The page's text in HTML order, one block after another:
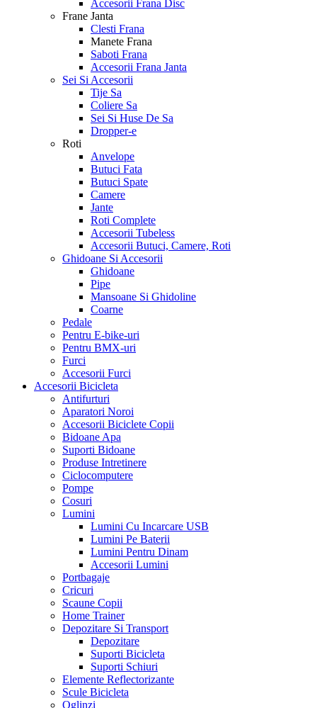
Accesorii Frana Disc
Frane Janta
Clesti Frana
Manete Frana
Saboti Frana
Accesorii Frana Janta
Sei Si Accesorii
Tije Sa
Coliere Sa
Sei Si Huse De Sa
Dropper-e
Roti
Anvelope
Butuci Fata
Butuci Spate
Camere
Jante
Roti Complete
Accesorii Tubeless
Accesorii Butuci, Camere, Roti
Ghidoane Si Accesorii
Ghidoane
Pipe
Mansoane Si Ghidoline
Coarne
Pedale
Pentru E-bike-uri
Pentru BMX-uri
Furci
Accesorii Furci
Accesorii Bicicleta
Antifurturi
Aparatori Noroi
Accesorii Biciclete Copii
Bidoane Apa
Suporti Bidoane
Produse Intretinere
Ciclocomputere
Pompe
Cosuri
Lumini
Lumini Cu Incarcare USB
Lumini Pe Baterii
Lumini Pentru Dinam
Accesorii Lumini
Portbagaje
Cricuri
Scaune Copii
Home Trainer
Depozitare Si Transport
Depozitare
Suporti Bicicleta
Suporti Schiuri
Elemente Reflectorizante
Scule Bicicleta
Oglinzi